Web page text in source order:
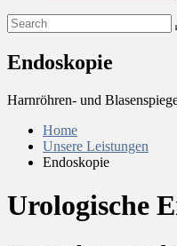
Endoskopie
Harnröhren- und
Home
Unsere Leistungen
Endoskopie
Urologische